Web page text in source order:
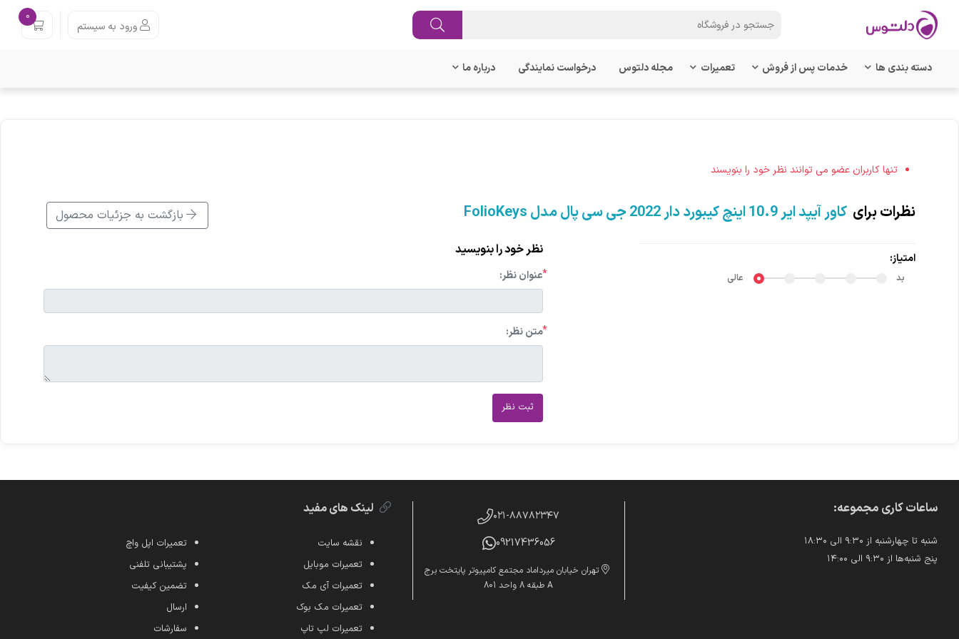
ورود به سیستم
0
دسته بندی ها خدمات پس از فروش تعمیرات مجله دلتوس درخواست نمایندگی درباره ما
تنها کاربران عضو می توانند نظر خود را بنویسند
نظرات برای کاور آیپد ایر 10.9 اینچ کیبورد دار 2022 جی سی پال مدل FolioKeys بازگشت به جزئیات محصول
امتیاز:
بد عالی
نظر خود را بنویسید
عنوان نظر:*
متن نظر:*
ثبت نظر
ساعات کاری مجموعه:
شنبه تا چهارشنبه از ۹:۳۰ الی ۱۸:۳۰
پنج شنبه‌ها از ۹:۳۰ الی ۱۴:۰۰
۰۲۱-۸۸۷۸۲۳۴۷
09217436056
تهران خیابان میرداماد مجتمع کامپیوتر پایتخت برج
A طبقه 8 واحد 801
لینک های مفید
نقشه سایت
تعمیرات موبایل
تعمیرات آی مک
تعمیرات مک بوک
تعمیرات لپ تاپ
تعمیرات اپل واچ
پشتیبانی تلفنی
تضمین کیفیت
ارسال
سفارشات